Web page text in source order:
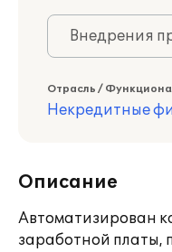
Внедрения
Отрасль /
Некредитные
Описание
Автоматизирован
заработной платы,